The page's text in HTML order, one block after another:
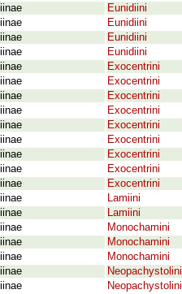
Eunidiini
Eunidiini
Eunidiini
Eunidiini
Exocentrini
Exocentrini
Exocentrini
Exocentrini
Exocentrini
Exocentrini
Exocentrini
Exocentrini
Exocentrini
Lamiini
Lamiini
Monochamini
Monochamini
Monochamini
Neopachystolini
Neopachystolini